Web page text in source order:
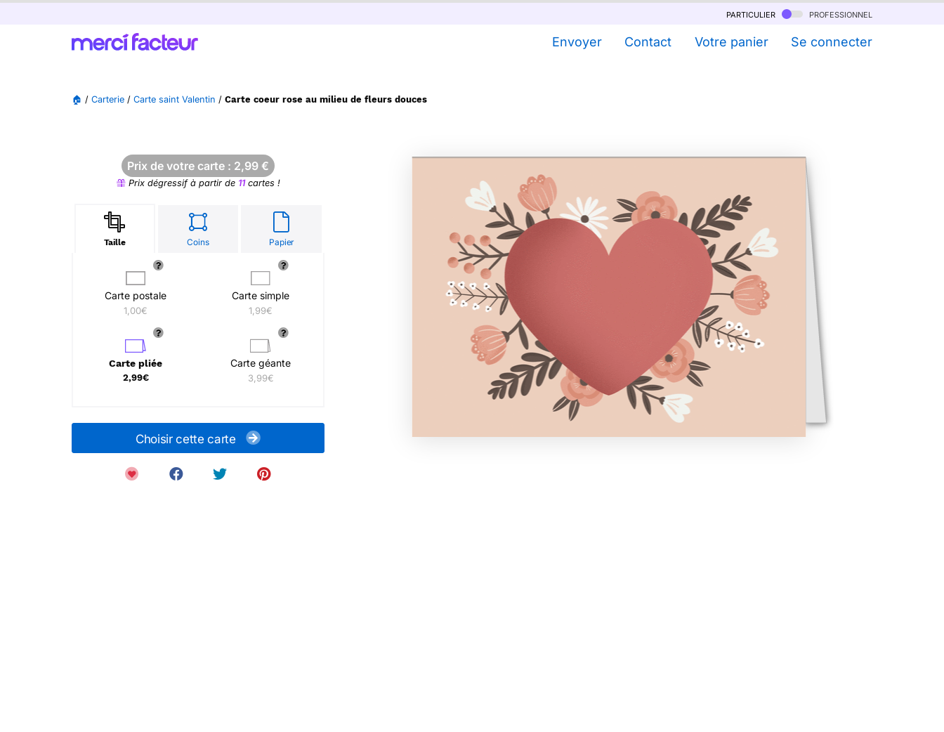
particulier professionnel
Envoyer Contact Votre panier Se connecter
🏠 / Carterie / Carte saint Valentin / Carte coeur rose au milieu de fleurs douces
Prix de votre carte : 2,99 €
Prix dégressif à partir de 11cartes !
Taille Coins Papier
Carte postale
1,00€
Carte simple
1,99€
Carte pliée
2,99€
Carte géante
3,99€
Choisir cette carte